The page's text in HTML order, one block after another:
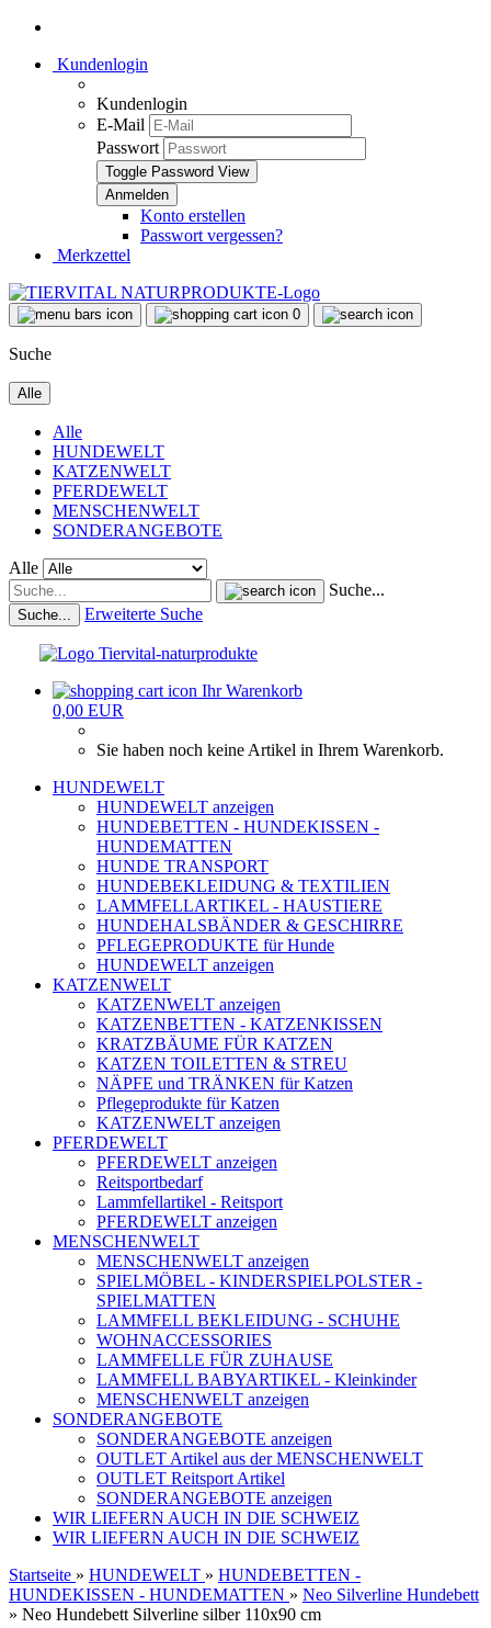
Kundenlogin
Kundenlogin
E-Mail
Passwort
Toggle Password View
Konto erstellen
Passwort vergessen?
Merkzettel
0
Suche
Alle
Alle
HUNDEWELT
KATZENWELT
PFERDEWELT
MENSCHENWELT
SONDERANGEBOTE
Alle
Suche...
Suche... Erweiterte Suche
Ihr Warenkorb
0,00 EUR
Sie haben noch keine Artikel in Ihrem Warenkorb.
HUNDEWELT
HUNDEWELT anzeigen
HUNDEBETTEN - HUNDEKISSEN -
HUNDEMATTEN
HUNDE TRANSPORT
HUNDEBEKLEIDUNG & TEXTILIEN
LAMMFELLARTIKEL - HAUSTIERE
HUNDEHALSBÄNDER & GESCHIRRE
PFLEGEPRODUKTE für Hunde
HUNDEWELT anzeigen
KATZENWELT
KATZENWELT anzeigen
KATZENBETTEN - KATZENKISSEN
KRATZBÄUME FÜR KATZEN
KATZEN TOILETTEN & STREU
NÄPFE und TRÄNKEN für Katzen
Pflegeprodukte für Katzen
KATZENWELT anzeigen
PFERDEWELT
PFERDEWELT anzeigen
Reitsportbedarf
Lammfellartikel - Reitsport
PFERDEWELT anzeigen
MENSCHENWELT
MENSCHENWELT anzeigen
SPIELMÖBEL - KINDERSPIELPOLSTER -
SPIELMATTEN
LAMMFELL BEKLEIDUNG - SCHUHE
WOHNACCESSORIES
LAMMFELLE FÜR ZUHAUSE
LAMMFELL BABYARTIKEL - Kleinkinder
MENSCHENWELT anzeigen
SONDERANGEBOTE
SONDERANGEBOTE anzeigen
OUTLET Artikel aus der MENSCHENWELT
OUTLET Reitsport Artikel
SONDERANGEBOTE anzeigen
WIR LIEFERN AUCH IN DIE SCHWEIZ
WIR LIEFERN AUCH IN DIE SCHWEIZ
Startseite » HUNDEWELT » HUNDEBETTEN -
HUNDEKISSEN - HUNDEMATTEN » Neo Silverline Hundebett
» Neo Hundebett Silverline silber 110x90 cm